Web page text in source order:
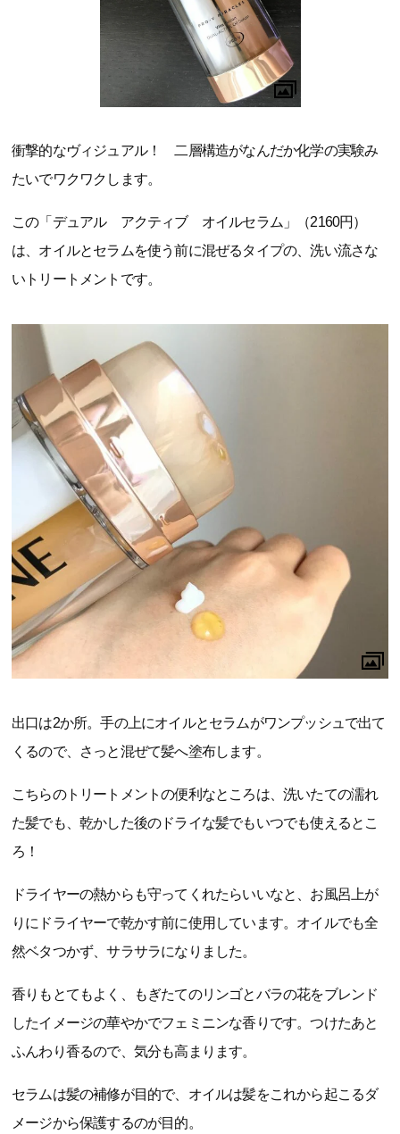
衝撃的なヴィジュアル！ 二層構造がなんだか化学の実験み
たいでワクワクします。
この「デュアル アクティブ オイルセラム」（2160円）
は、オイルとセラムを使う前に混ぜるタイプの、洗い流さな
いトリートメントです。
出口は2か所。手の上にオイルとセラムがワンプッシュで出て
くるので、さっと混ぜて髪へ塗布します。
こちらのトリートメントの便利なところは、洗いたての濡れ
た髪でも、乾かした後のドライな髪でもいつでも使えるとこ
ろ！
ドライヤーの熱からも守ってくれたらいいなと、お風呂上が
りにドライヤーで乾かす前に使用しています。オイルでも全
然ベタつかず、サラサラになりました。
香りもとてもよく、もぎたてのリンゴとバラの花をブレンド
したイメージの華やかでフェミニンな香りです。つけたあと
ふんわり香るので、気分も高まります。
セラムは髪の補修が目的で、オイルは髪をこれから起こるダ
メージから保護するのが目的。